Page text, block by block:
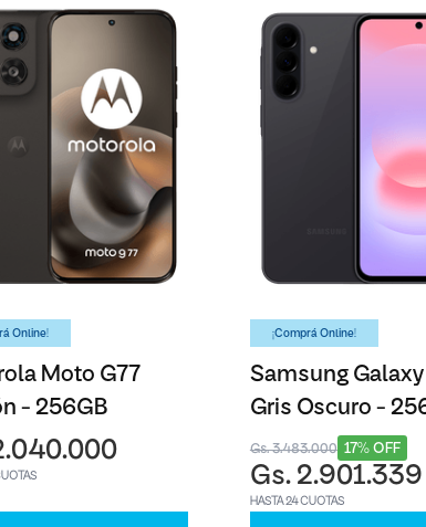
Online!
Moto G77
- 256GB
¡Comprá Online!
Samsung Galaxy
Gris Oscuro -
17% OFF
Gs. 3.483.000
Gs. 2.901.339
HASTA 24 CUOTAS